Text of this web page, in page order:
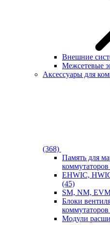
Внешние
Межсетевые
Аксессуары для
(368)
Память для
коммутаторов
EHWIC,
(45)
SM, NM,
Блоки
коммутаторов
Модули